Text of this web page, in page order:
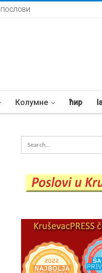
ПОСЛОВИ
Колумне ћир